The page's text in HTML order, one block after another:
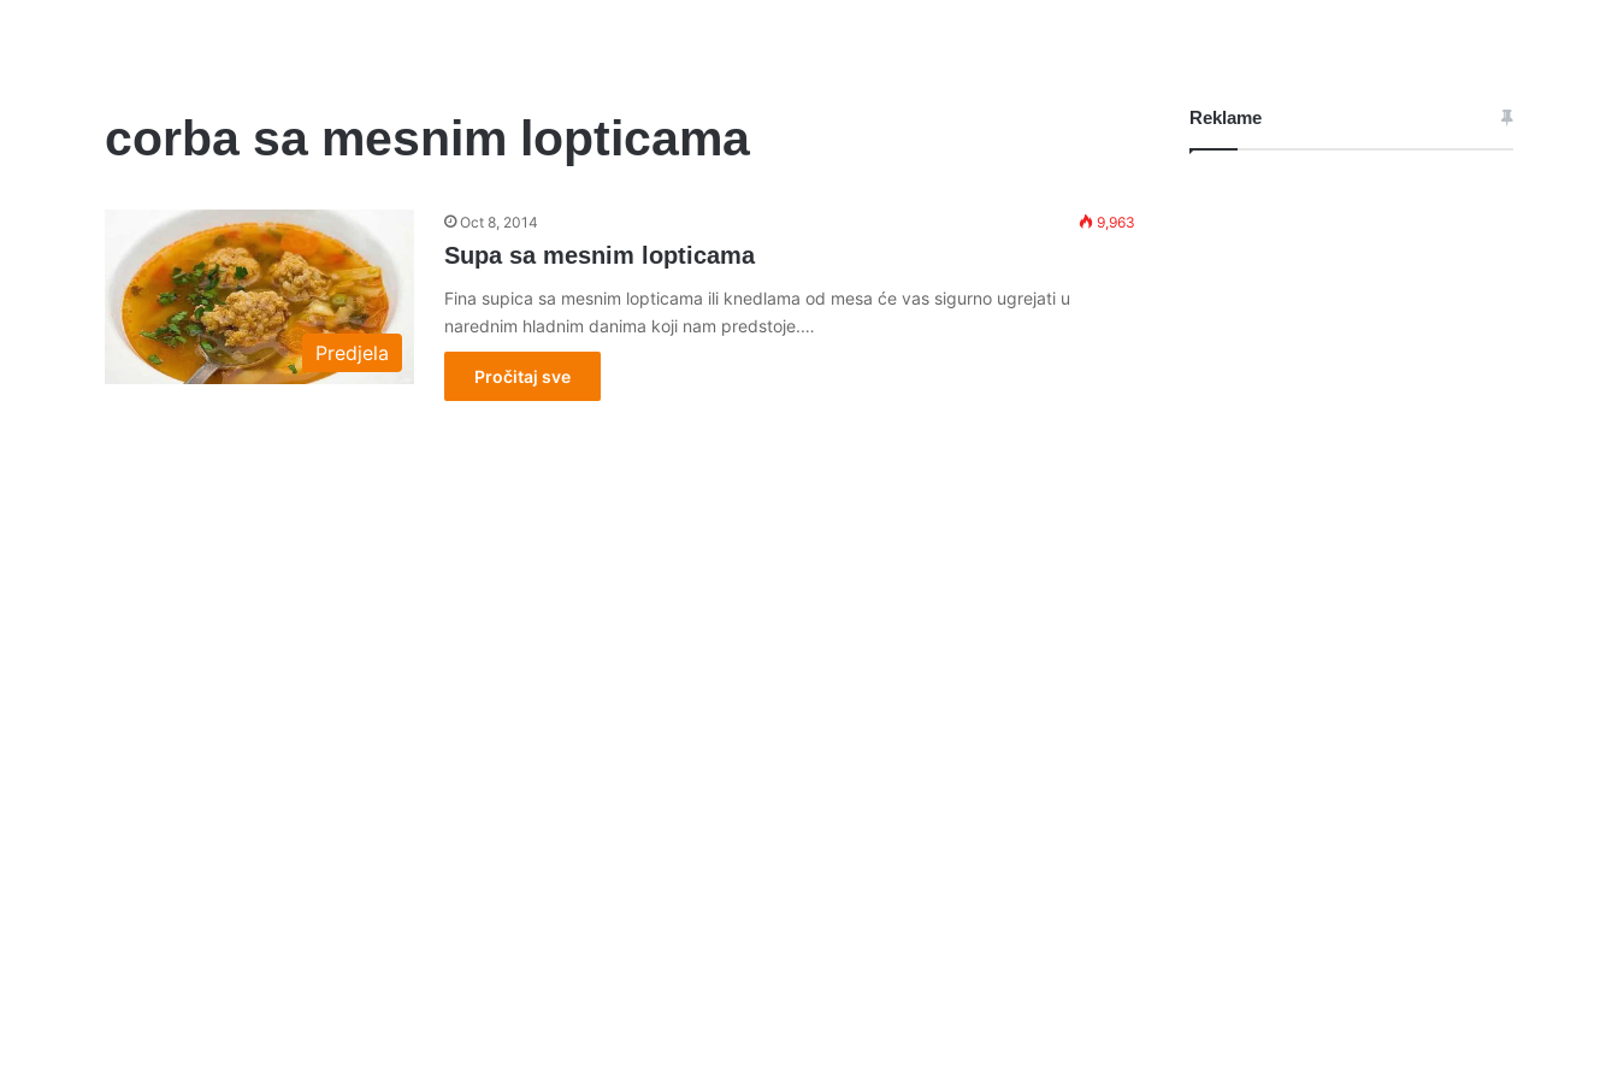
corba sa mesnim lopticama
Predjela
Oct 8, 2014 9,963
Supa sa mesnim lopticama
Fina supica sa mesnim lopticama ili knedlama od mesa će vas sigurno ugrejati u
narednim hladnim danima koji nam predstoje.…
Pročitaj sve
Reklame